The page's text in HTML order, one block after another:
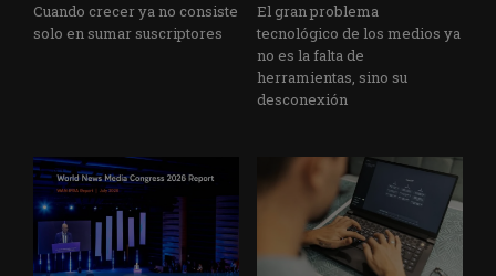
Cuando crecer ya no consiste
solo en sumar suscriptores
El gran problema
tecnológico de los medios ya
no es la falta de
herramientas, sino su
desconexión